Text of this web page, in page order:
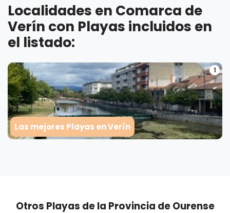
Localidades en Comarca de
Verín con Playas incluidos en
el listado:
1
Las mejores Playas en Verín
Otros Playas de la Provincia de Ourense